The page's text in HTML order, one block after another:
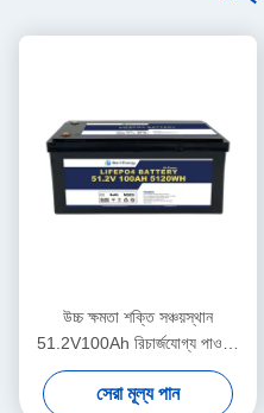
উচ্চ ক্ষমতা শক্তি সঞ্চয়স্থান
51.2V100Ah রিচার্জযোগ্য পাওয়ার
ব্যাটারি হোম শক্তি সিস্টেমের জন্য
সেরা মূল্য পান